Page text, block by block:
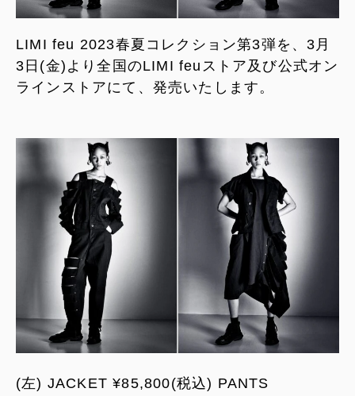
LIMI feu 2023春夏コレクション第3弾を、3月
3日(金)より全国のLIMI feuストア及び公式オン
ラインストアにて、発売いたします。
(左) JACKET ¥85,800(税込) PANTS